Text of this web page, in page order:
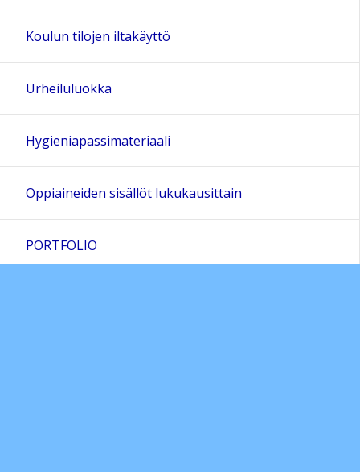
Koulun tilojen iltakäyttö
Urheiluluokka
Hygieniapassimateriaali
Oppiaineiden sisällöt lukukausittain
PORTFOLIO